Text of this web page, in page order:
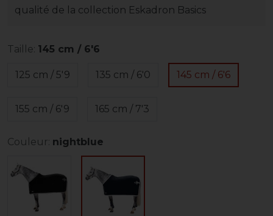
qualité de la collection Eskadron Basics
Taille: 145 cm / 6'6
125 cm / 5'9 135 cm / 6'0 145 cm / 6'6
155 cm / 6'9 165 cm / 7'3
Couleur: nightblue